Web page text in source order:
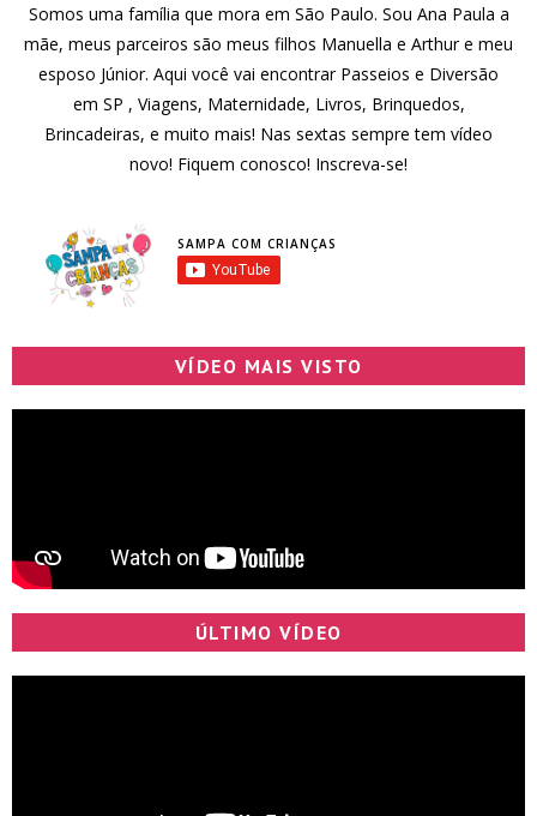
Somos uma família que mora em São Paulo. Sou Ana Paula a
mãe, meus parceiros são meus filhos Manuella e Arthur e meu
esposo Júnior. Aqui você vai encontrar Passeios e Diversão
em SP , Viagens, Maternidade, Livros, Brinquedos,
Brincadeiras, e muito mais! Nas sextas sempre tem vídeo
novo! Fiquem conosco! Inscreva-se!
SAMPA COM CRIANÇAS
VÍDEO MAIS VISTO
ÚLTIMO VÍDEO